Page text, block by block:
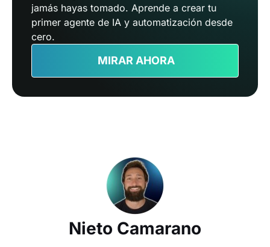
jamás hayas tomado. Aprende a crear tu
primer agente de IA y automatización desde
cero.
MIRAR AHORA
Nieto Camarano